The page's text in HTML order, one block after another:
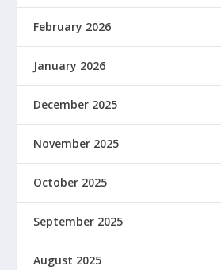
February 2026
January 2026
December 2025
November 2025
October 2025
September 2025
August 2025